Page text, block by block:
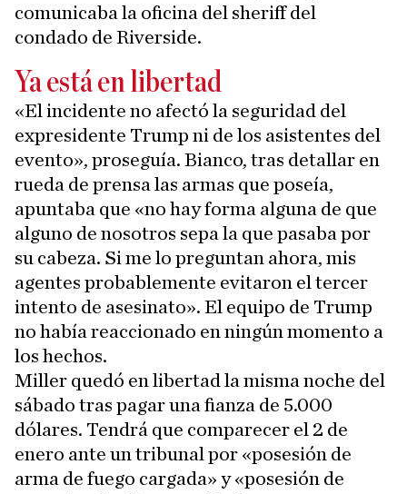
comunicaba la oficina del sheriff del
condado de Riverside.
Ya está en libertad
«El incidente no afectó la seguridad del
expresidente Trump ni de los asistentes del
evento», proseguía. Bianco, tras detallar en
rueda de prensa las armas que poseía,
apuntaba que «no hay forma alguna de que
alguno de nosotros sepa la que pasaba por
su cabeza. Si me lo preguntan ahora, mis
agentes probablemente evitaron el tercer
intento de asesinato». El equipo de Trump
no había reaccionado en ningún momento a
los hechos.
Miller quedó en libertad la misma noche del
sábado tras pagar una fianza de 5.000
dólares. Tendrá que comparecer el 2 de
enero ante un tribunal por «posesión de
arma de fuego cargada» y «posesión de